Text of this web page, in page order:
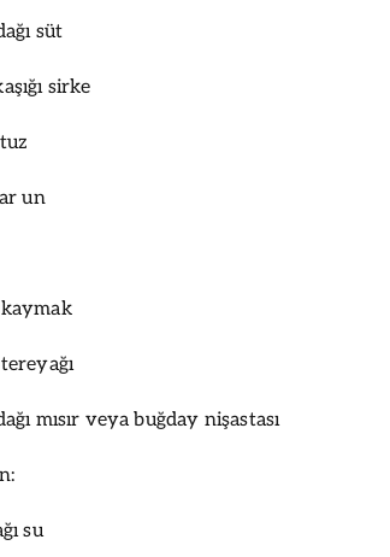
süt
sirke
un
mısır veya buğday nişastası
su